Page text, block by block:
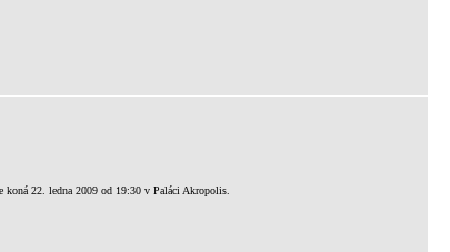
koná 22. ledna 2009 od 19:30 v Paláci Akropolis.